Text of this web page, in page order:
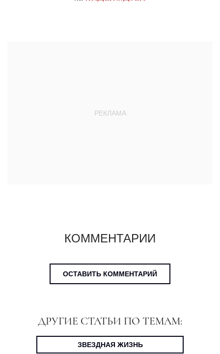
КОММЕНТАРИИ
ОСТАВИТЬ КОММЕНТАРИЙ
ДРУГИЕ СТАТЬИ ПО ТЕМАМ:
ЗВЕЗДНАЯ ЖИЗНЬ